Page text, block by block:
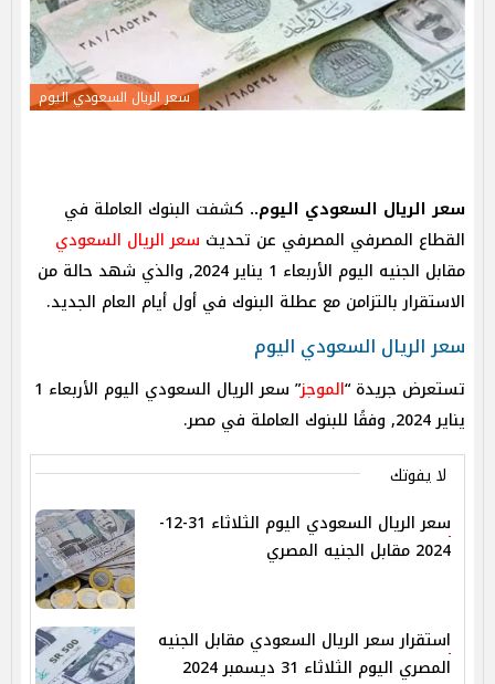
سعر الريال السعودي اليوم
سعر الريال السعودي اليوم.. كشفت البنوك العاملة في
القطاع المصرفي المصرفي عن تحديث سعر الريال السعودي
مقابل الجنيه اليوم الأربعاء 1 يناير 2024, والذي شهد حالة من
الاستقرار بالتزامن مع عطلة البنوك في أول أيام العام الجديد.
سعر الريال السعودي اليوم
تستعرض جريدة “الموجز
” سعر الريال السعودي اليوم الأربعاء 1
يناير 2024, وفقًا للبنوك العاملة في مصر.
لا يفوتك
سعر الريال السعودي اليوم الثلاثاء 31-12-
2024 مقابل الجنيه المصري
استقرار سعر الريال السعودي مقابل الجنيه
المصري اليوم الثلاثاء 31 ديسمبر 2024